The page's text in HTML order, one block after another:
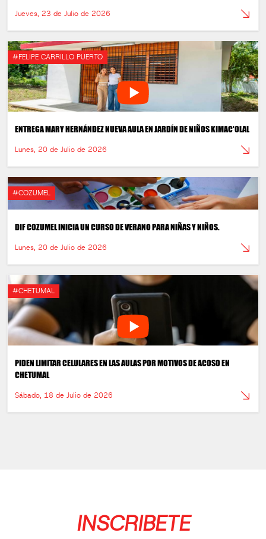
Jueves, 23 de Julio de 2026
#FELIPE CARRILLO PUERTO
ENTREGA MARY HERNÁNDEZ NUEVA AULA EN JARDÍN DE NIÑOS KIMAC'OLAL
Lunes, 20 de Julio de 2026
#COZUMEL
DIF COZUMEL INICIA UN CURSO DE VERANO PARA NIÑAS Y NIÑOS.
Lunes, 20 de Julio de 2026
#CHETUMAL
PIDEN LIMITAR CELULARES EN LAS AULAS POR MOTIVOS DE ACOSO EN
CHETUMAL
Sábado, 18 de Julio de 2026
INSCRIBETE